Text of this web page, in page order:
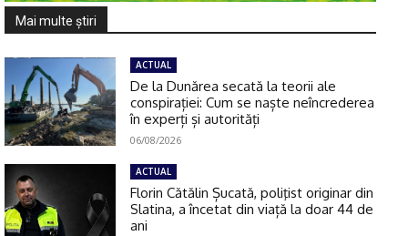
Mai multe ştiri
ACTUAL
De la Dunărea secată la teorii ale
conspirației: Cum se naște neîncrederea
în experți și autorități
06/08/2026
ACTUAL
Florin Cătălin Șucată, poliţist originar din
Slatina, a încetat din viață la doar 44 de
ani